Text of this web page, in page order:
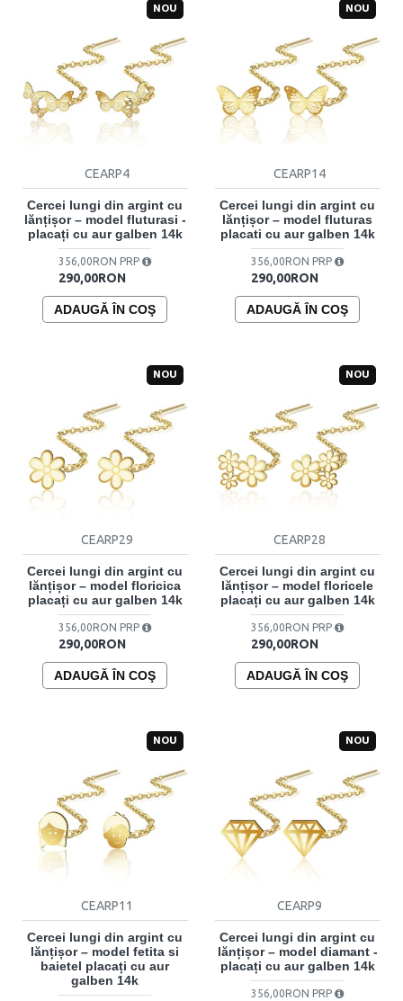
NOU
CEARP4
Cercei lungi din argint cu
lănțișor – model fluturasi -
placați cu aur galben 14k
290,00RON
356,00RON PRP
ADAUGĂ ÎN COŞ
NOU
CEARP14
Cercei lungi din argint cu
lănțișor – model fluturas
placati cu aur galben 14k
290,00RON
356,00RON PRP
ADAUGĂ ÎN COŞ
NOU
CEARP29
Cercei lungi din argint cu
lănțișor – model floricica
placați cu aur galben 14k
290,00RON
356,00RON PRP
ADAUGĂ ÎN COŞ
NOU
CEARP28
Cercei lungi din argint cu
lănțișor – model floricele
placați cu aur galben 14k
290,00RON
356,00RON PRP
ADAUGĂ ÎN COŞ
NOU
CEARP11
Cercei lungi din argint cu
lănțișor – model fetita si
baietel placați cu aur
galben 14k
NOU
CEARP9
Cercei lungi din argint cu
lănțișor – model diamant -
placați cu aur galben 14k
356,00RON PRP